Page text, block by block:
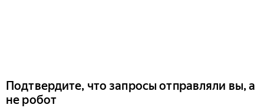
Подтвердите, что запросы отправляли вы, а
не робот